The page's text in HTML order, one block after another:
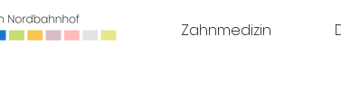
Zahnmedizin